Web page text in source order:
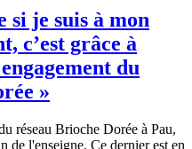
si je suis à mon
c’est grâce à
du
»
réseau Brioche Dorée à Pau,
de l'enseigne. Ce dernier est en